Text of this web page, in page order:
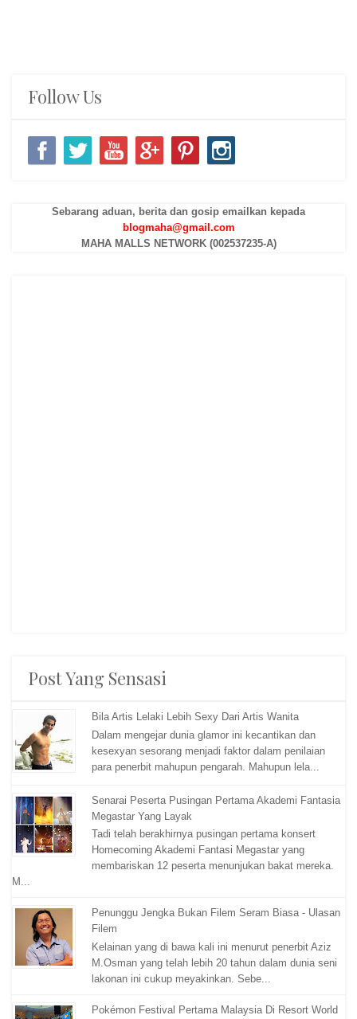
Follow Us
Sebarang aduan, berita dan gosip emailkan kepada
blogmaha@gmail.com
MAHA MALLS NETWORK (002537235-A)
Post Yang Sensasi
Bila Artis Lelaki Lebih Sexy Dari Artis Wanita
Dalam mengejar dunia glamor ini kecantikan dan
kesexyan sesorang menjadi faktor dalam penilaian
para penerbit mahupun pengarah. Mahupun lela...
Senarai Peserta Pusingan Pertama Akademi Fantasia
Megastar Yang Layak
Tadi telah berakhirnya pusingan pertama konsert
Homecoming Akademi Fantasi Megastar yang
membariskan 12 peserta menunjukan bakat mereka.
M...
Penunggu Jengka Bukan Filem Seram Biasa - Ulasan
Filem
Kelainan yang di bawa kali ini menurut penerbit Aziz
M.Osman yang telah lebih 20 tahun dalam dunia seni
lakonan ini cukup meyakinkan. Sebe...
Pokémon Festival Pertama Malaysia Di Resort World